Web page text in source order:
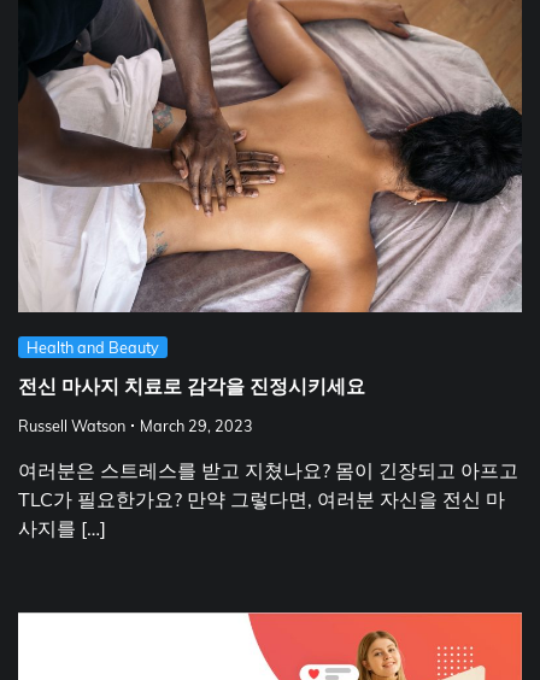
Health and Beauty
전신 마사지 치료로 감각을 진정시키세요
Russell Watson March 29, 2023
여러분은 스트레스를 받고 지쳤나요? 몸이 긴장되고 아프고
TLC가 필요한가요? 만약 그렇다면, 여러분 자신을 전신 마
사지를 […]